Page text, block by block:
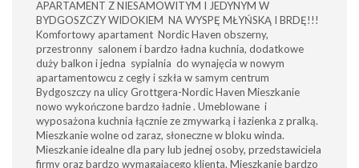
APARTAMENT Z NIESAMOWITYM I JEDYNYM W
BYDGOSZCZY WIDOKIEM NA WYSPĘ MŁYŃSKĄ I BRDĘ!!!
Komfortowy apartament Nordic Haven obszerny,
przestronny salonem i bardzo ładna kuchnia, dodatkowe
duży balkon i jedna sypialnia do wynajęcia w nowym
apartamentowcu z cegły i szkła w samym centrum
Bydgoszczy na ulicy Grottgera-Nordic Haven Mieszkanie
nowo wykończone bardzo ładnie . Umeblowane i
wyposażona kuchnia łącznie ze zmywarką i łazienka z pralką.
Mieszkanie wolne od zaraz, słoneczne w bloku winda.
Mieszkanie idealne dla pary lub jednej osoby, przedstawiciela
firmy oraz bardzo wymagającego klienta. Mieszkanie bardzo